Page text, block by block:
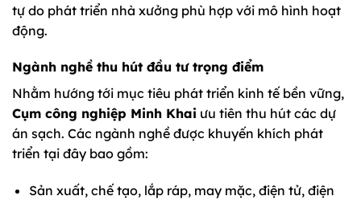
tự do phát triển nhà xưởng phù hợp với mô hình hoạt
động.
Ngành nghề thu hút đầu tư trọng điểm
Nhằm hướng tới mục tiêu phát triển kinh tế bền vững,
Cụm công nghiệp Minh Khai ưu tiên thu hút các dự
án sạch. Các ngành nghề được khuyến khích phát
triển tại đây bao gồm:
Sản xuất, chế tạo, lắp ráp, may mặc, điện tử, điện